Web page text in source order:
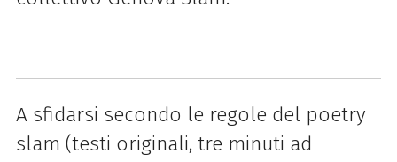
A sfidarsi secondo le regole del poetry
slam (testi originali, tre minuti ad